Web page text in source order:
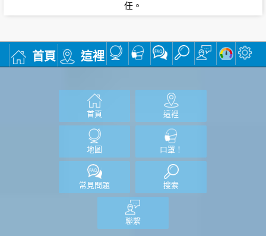
任。
首頁 這裡
首頁 這裡
地圖 口罩！
常見問題 搜索
聯繫